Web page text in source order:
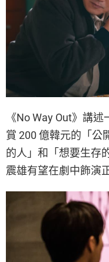
《No Way Out》講
賞 200 億韓元的「公
的人」和「想要生存
震雄有望在劇中飾演